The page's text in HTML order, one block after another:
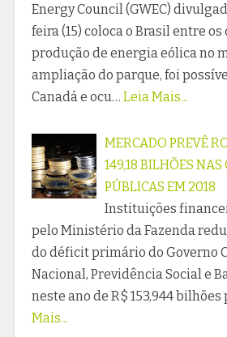
Energy Council (GWEC)
feira (15) coloca o Brasil entre
produção de energia eólica no
ampliação do parque, foi
Canadá e ocu… Leia Mais...
MERCADO PREVÊ
149,18 BILHÕES NAS
PÚBLICAS EM 2018
Instituições
pelo Ministério da Fazenda
do déficit primário do Governo
Nacional, Previdência Social e
neste ano de R$ 153,944 bilhões
Mais...